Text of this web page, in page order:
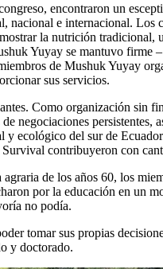
encontraron un
e internacional. Los
la nutrición
Yuyay se mantuvo
de Mushuk Yuyay
sus servicios.
Como organización
negociaciones
y ecológico del sur de
contribuyeron con
de los años 60, los
por la educación en un
no podía.
tomar sus propias
y doctorado.